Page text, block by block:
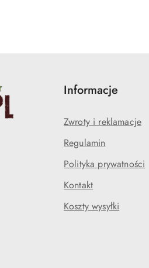
Informacje
Zwroty i reklamacje
Regulamin
Polityka prywatności
Kontakt
Koszty wysyłki